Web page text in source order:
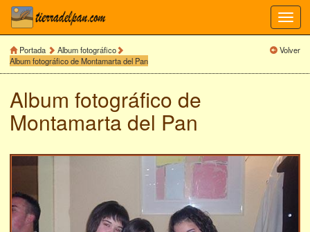
Portada
Album fotográfico
Album fotográfico de Montamarta del Pan
Volver
Album fotográfico de
Montamarta del Pan